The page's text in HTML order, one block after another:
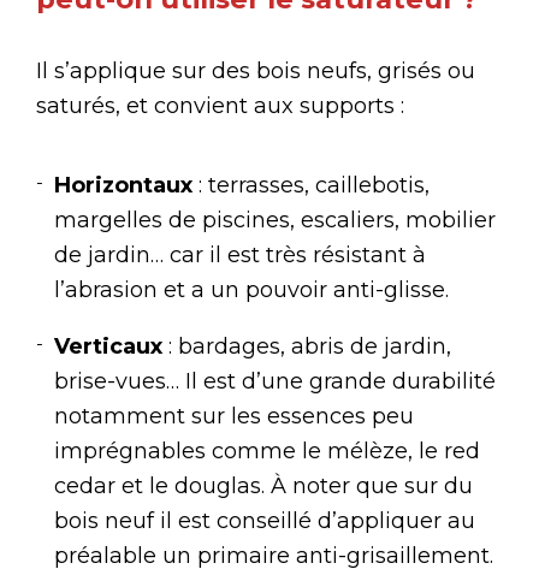
Il s’applique sur des bois neufs, grisés ou
saturés, et convient aux supports :
Horizontaux : terrasses, caillebotis,
margelles de piscines, escaliers, mobilier
de jardin… car il est très résistant à
l’abrasion et a un pouvoir anti-glisse.
Verticaux : bardages, abris de jardin,
brise-vues… Il est d’une grande durabilité
notamment sur les essences peu
imprégnables comme le mélèze, le red
cedar et le douglas. À noter que sur du
bois neuf il est conseillé d’appliquer au
préalable un primaire anti-grisaillement.